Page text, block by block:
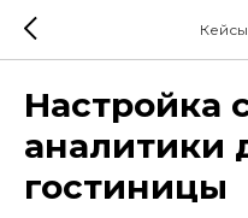
Настройка
аналитики
гостиницы